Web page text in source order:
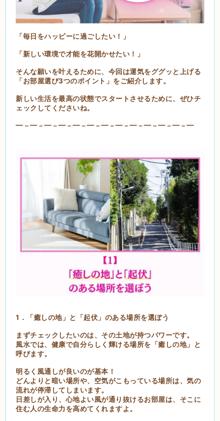
「毎日をハッピーに過ごしたい！」
「新しい環境で才能を花開かせたい！」
そんな願いを叶えるために、今回は運気をググッと上げる
「お部屋選び3つのポイント」をご紹介します。
新しい生活を最高の状態でスタートさせるために、ぜひチ
ェックしてくださいね。
━－━－━－━－━－━－━－━－━－━－━－━－━
1．「癒しの地」と「起伏」のある場所を選ぼう
まずチェックしたいのは、その土地が持つパワーです。
風水では、健康で自分らしく輝ける場所を「癒しの地」と
呼びます。
明るく風通しが良いのが基本！
どんよりと暗い場所や、空気がこもっている場所は、気の
流れが停滞してしまいます。
日差しが入り、心地よい風が通り抜けるお部屋は、そこに
住む人の生命力を高めてくれますよ。